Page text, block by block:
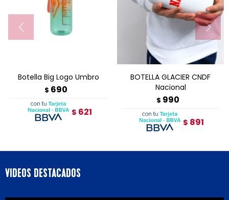
Botella Big Logo Umbro
$ 690
$ 621
BOTELLA GLACIER CNDF
Nacional
$ 990
$ 891
VIDEOS DESTACADOS